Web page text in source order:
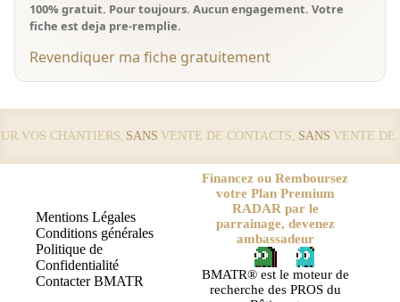
100% gratuit. Pour toujours. Aucun engagement. Votre
fiche est deja pre-remplie.
Revendiquer ma fiche gratuitement
VOS CHANTIERS, SANSVENTE DE CONTACTS,SANSVENTE DE
Mentions Légales
Conditions générales
Politique de
Confidentialité
Contacter BMATR
Financez ou Remboursez
votre Plan Premium
RADAR par le
parrainage, devenez
ambassadeur
BMATR® est le moteur de
recherche des PROS du